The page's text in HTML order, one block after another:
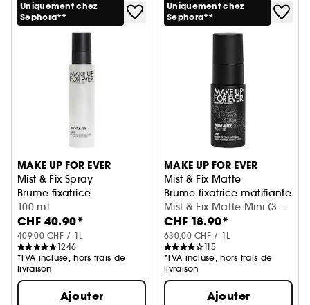
Uniquement chez
Sephora**
MAKE UP FOR EVER
Mist & Fix Spray
Brume fixatrice
100 ml
CHF 40.90*
409,00 CHF / 1L
1246
*TVA incluse, hors frais de
livraison
Ajouter
Uniquement chez
Sephora**
MAKE UP FOR EVER
Mist & Fix Matte
Brume fixatrice matifiante
Mist & Fix Matte Mini (30
ml)
CHF 18.90*
630,00 CHF / 1L
115
*TVA incluse, hors frais de
livraison
Ajouter